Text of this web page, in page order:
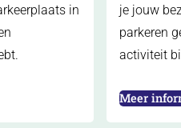
in
je jouw
parkeren
activiteit
Meer
(opent in